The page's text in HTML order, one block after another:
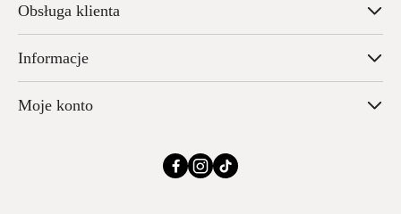
Obsługa klienta
Informacje
Moje konto